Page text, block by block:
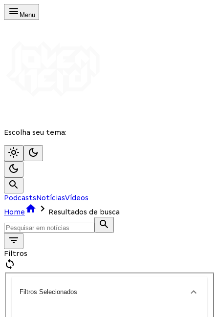
Menu
Escolha seu tema:
PodcastsNotíciasVídeos
Home
Resultados de busca
Filtros
Filtros Selecionados